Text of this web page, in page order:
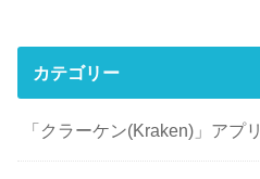
カテゴリー
「クラーケン(Kraken)」アプリ